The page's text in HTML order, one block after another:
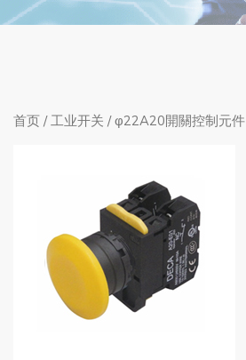
首页 /工业开关 /φ22A20開關控制元件